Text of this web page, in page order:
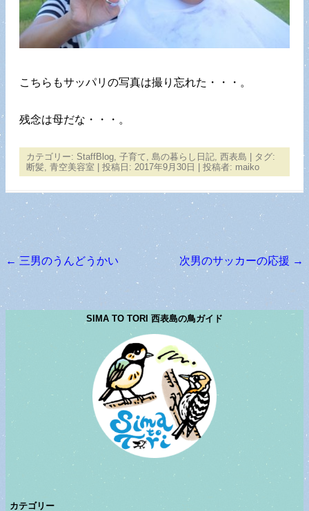
こちらもサッパリの写真は撮り忘れた・・・。
残念は母だな・・・。
カテゴリー: StaffBlog, 子育て, 島の暮らし日記, 西表島 | タグ:
断髪, 青空美容室 | 投稿日: 2017年9月30日 投稿者: maiko
投稿ナビゲーション
← 三男のうんどうかい 次男のサッカーの応援 →
SIMA TO TORI 西表島の鳥ガイド
カテゴリー